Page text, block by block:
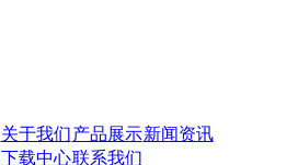
关于我们产品展示新闻资讯
下载中心联系我们